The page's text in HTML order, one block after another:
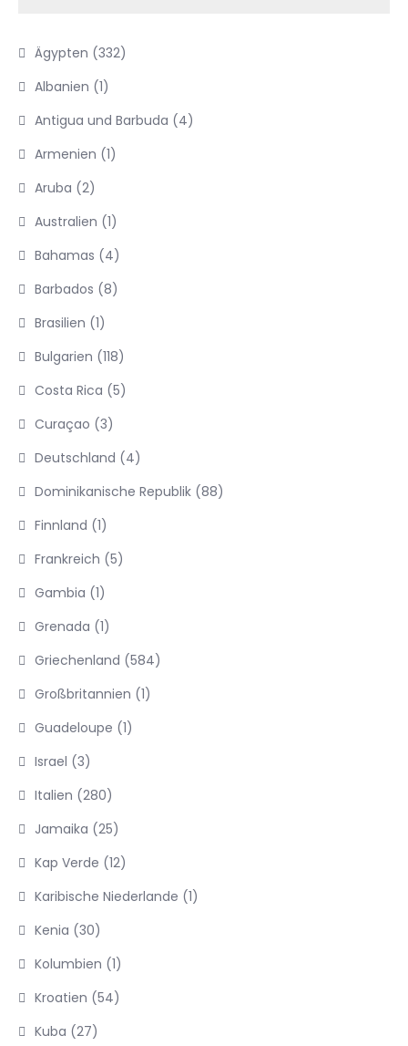
Ägypten (332)
Albanien (1)
Antigua und Barbuda (4)
Armenien (1)
Aruba (2)
Australien (1)
Bahamas (4)
Barbados (8)
Brasilien (1)
Bulgarien (118)
Costa Rica (5)
Curaçao (3)
Deutschland (4)
Dominikanische Republik (88)
Finnland (1)
Frankreich (5)
Gambia (1)
Grenada (1)
Griechenland (584)
Großbritannien (1)
Guadeloupe (1)
Israel (3)
Italien (280)
Jamaika (25)
Kap Verde (12)
Karibische Niederlande (1)
Kenia (30)
Kolumbien (1)
Kroatien (54)
Kuba (27)